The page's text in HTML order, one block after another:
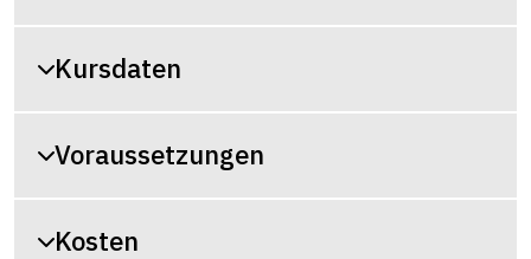
Kursdaten
Voraussetzungen
Kosten